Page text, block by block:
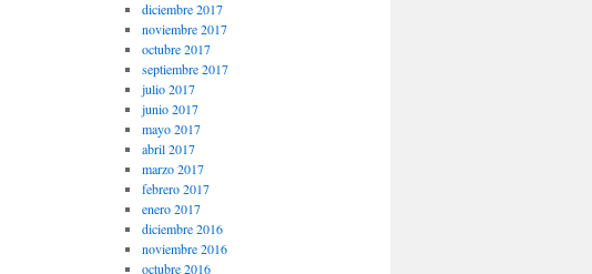
diciembre 2017
noviembre 2017
octubre 2017
septiembre 2017
julio 2017
junio 2017
mayo 2017
abril 2017
marzo 2017
febrero 2017
enero 2017
diciembre 2016
noviembre 2016
octubre 2016